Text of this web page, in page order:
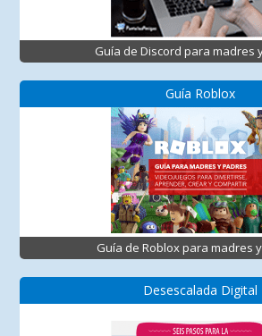
Guía de Discord para madres
Guía Roblox
Guía de Roblox para madres
Desescalada Digital